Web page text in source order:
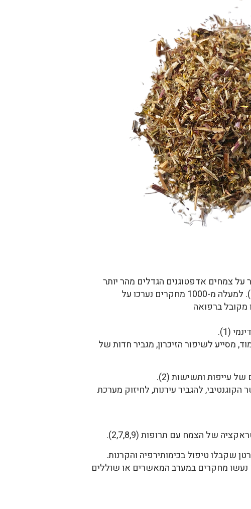
בתחילת שנות הששים של המאה העשרים, אחרי כ-20 שנות מחקר על צמחים אדפטוגנים הגדלים מהר יותר
מהג'ינסנג וזולים ממנו (1). בשנות השבעים של המאה העשרים הוכנס הצמח לשימוש בארה"ב (4). למעלה מ-1000 מחקרים נערכו על
את המונח צמח אדפטוגן (1), מונח שאינו מקובל ברפואה
(1).
מסייע לשיפור הזיכרון, מגביר חדות של
עייפות ותשישות (2).
להגביר עירנות, לחיזוק מערכת
שקבלו טיפול בכימותירפיה והקרנות.
מפחית את הנזק שנגרם לגוף מהטיפולים בכימותירפיה והקרנות (1). לא נעשו מחקרים במערב המאשרים או שוללים